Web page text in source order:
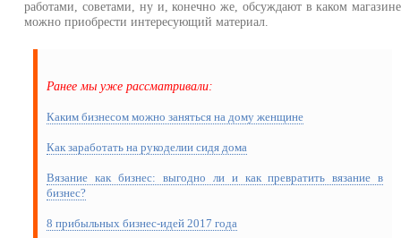
работами, советами, ну и, конечно же, обсуждают в каком магазине
можно приобрести интересующий материал.
Ранее мы уже рассматривали:
Каким бизнесом можно заняться на дому женщине
Как заработать на рукоделии сидя дома
Вязание как бизнес: выгодно ли и как превратить вязание в
бизнес?
8 прибыльных бизнес-идей 2017 года